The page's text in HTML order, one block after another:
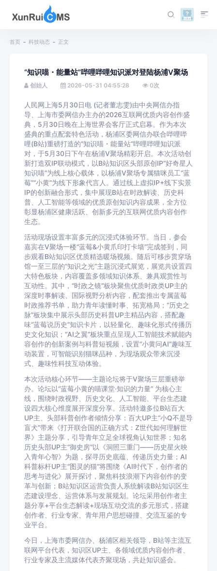
首页 科技动态 正文
“知识喵・能量站”哔哩哔哩知识派对登陆杨浦V聚场
创始人 2026-05-31 04:55:28 0次
人民网上海5月30日电 (记者董志雯)由中央网信办指
导、上海市委网信办主办的2026互联网优质内容创作盛
典，5月30日晚在上海世界会客厅正式启幕。作为本次
盛典的重点配套特色活动，杨浦区委网信办联合哔哩哔
哩(B站)重磅打造的“知识喵・能量站”哔哩哔哩知识派
对，于5月30日下午在杨浦V聚场精彩开启。本次活动创
新打造双IP联动模式，以B站知识区头部原创IP“好奇星人
知识喵”为线上核心载体，以杨浦V聚场专属猫咪员工“蓝
莓”“小黄”为线下形象代言人。通过线上虚拟IP+线下实景
IP的创新融合形式，集中展现B站在时政解读、历史科
普、人工智能等领域的优质原创知识内容成果，全方位
彰显杨浦区健康活跃、创新多元的互联网优质内容创作
生态。
活动现场设置丰富多元的沉浸式体验环节。当日，参会
嘉宾在V聚场一楼“蓝莓&小黄爪印打卡墙”完成签到，同
步观看B站知识区优质精选暖场视频。随后可移步贯穿场
馆一至三层的“知识之光”主题沉浸式展览，展览共设置四
大特色板块，内容覆盖多领域知识体系、兼具观赏性与
互动性。其中，“时政之镜”板块聚焦优质时政类UP主的
深度时事解读、国际视野分析内容，配套推出专属蓝莓
时政推荐书单，助力青年读懂时事、拓宽格局；“历史之
脉”板块集中展示头部历史科普UP主精品内容，搭配趣
味“蓝莓说历史”知识卡片，以轻量化、趣味化形式传播历
史文化知识；“AI之翼”板块重点呈现人工智能技术赋能内
容创作的创新案例与科普短视频，设置“小黄问AI”趣味互
动装置，可智能识别猫咪品种，为现场观众带来沉浸
式、趣味性科技互动体验。
本次活动核心环节——主题论坛将于V聚场三层重磅举
办。论坛以“蓝莓小黄的喵课堂·知识的力量” 为核心主
线，围绕时政视野、历史文化、人工智能、平台生态建
设四大核心维度展开深度分享。活动特邀多位B站百大
UP主、头部科普创作者倾情分享：百大UP主“小Q不是导
盲犬”带来《打开联合国的正确方式：Z世代如何理解世
界》主题分享，引导青年立足全球视角认知世界；知名
历史头部UP主“御史房”以《洞照三重门——历史星火映
入青年心智》为题，探寻历史底蕴、传递历史力量；AI
科普标杆UP主“图灵的猫”将围绕《AI时代下，创作者的
思考与进化》展开探讨，聚焦科技浪潮下内容创作的变
革与创新；B站知识区运营负责人系统解读B站知识区生
态建设理念、运营体系与发展规划。论坛采用创作者主
题分享+平台生态解读+现场互动交流的多元形式，搭建
创作者、行业专家、青年用户思想碰撞、交流互鉴的专
业平台。
今日，上海市委网信办、杨浦区相关领导，B站等主流互
联网平台代表，知识区UP主、各领域优质内容创作者、
行业专家及主流媒体代表齐聚现场，共赴知识盛会。